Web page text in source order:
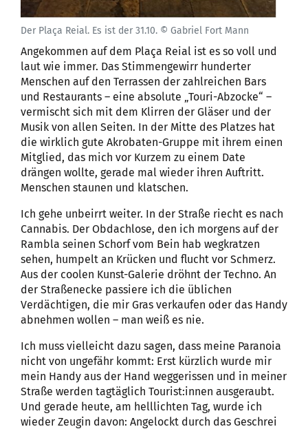
Der Plaça Reial. Es ist der 31.10. © Gabriel Fort Mann
Angekommen auf dem Plaça Reial ist es so voll und
laut wie immer. Das Stimmengewirr hunderter
Menschen auf den Terrassen der zahlreichen Bars
und Restaurants – eine absolute „Touri-Abzocke“ –
vermischt sich mit dem Klirren der Gläser und der
Musik von allen Seiten. In der Mitte des Platzes hat
die wirklich gute Akrobaten-Gruppe mit ihrem einen
Mitglied, das mich vor Kurzem zu einem Date
drängen wollte, gerade mal wieder ihren Auftritt.
Menschen staunen und klatschen.
Ich gehe unbeirrt weiter. In der Straße riecht es nach
Cannabis. Der Obdachlose, den ich morgens auf der
Rambla seinen Schorf vom Bein hab wegkratzen
sehen, humpelt an Krücken und flucht vor Schmerz.
Aus der coolen Kunst-Galerie dröhnt der Techno. An
der Straßenecke passiere ich die üblichen
Verdächtigen, die mir Gras verkaufen oder das Handy
abnehmen wollen – man weiß es nie.
Ich muss vielleicht dazu sagen, dass meine Paranoia
nicht von ungefähr kommt: Erst kürzlich wurde mir
mein Handy aus der Hand weggerissen und in meiner
Straße werden tagtäglich Tourist:innen ausgeraubt.
Und gerade heute, am helllichten Tag, wurde ich
wieder Zeugin davon: Angelockt durch das Geschrei